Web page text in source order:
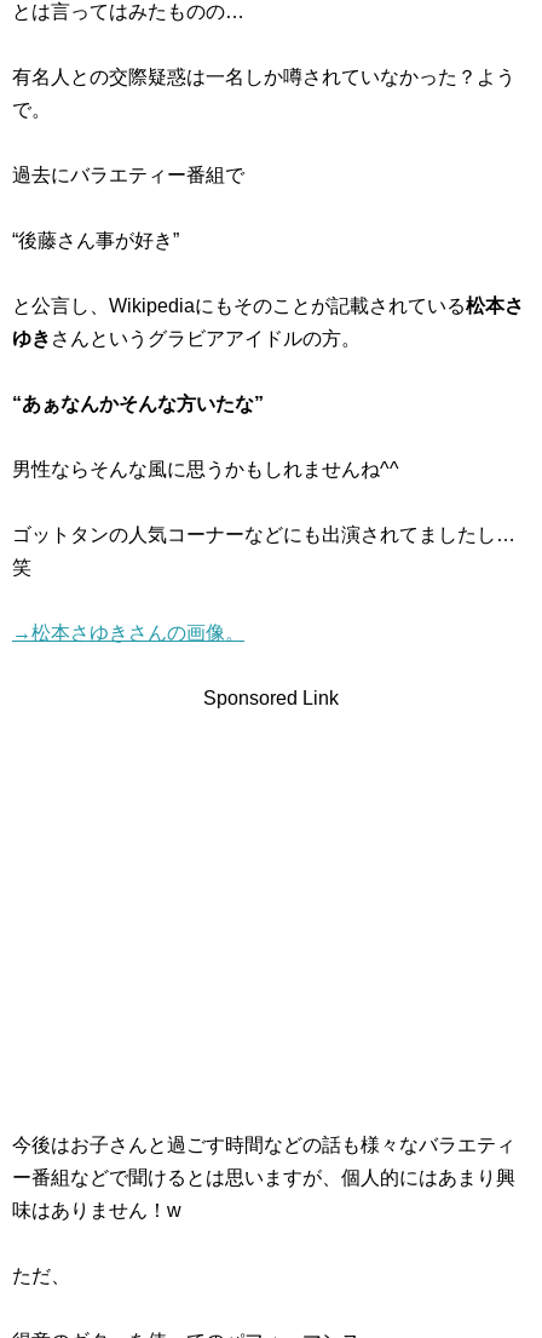
とは言ってはみたものの…
有名人との交際疑惑は一名しか噂されていなかった？よう
で。
過去にバラエティー番組で
“後藤さん事が好き”
と公言し、Wikipediaにもそのことが記載されている松本さ
ゆき さんというグラビアアイドルの方。
“あぁなんかそんな方いたな”
男性ならそんな風に思うかもしれませんね^^
ゴットタンの人気コーナーなどにも出演されてましたし…
笑
→松本さゆきさんの画像。
Sponsored Link
今後はお子さんと過ごす時間などの話も様々なバラエティ
ー番組などで聞けるとは思いますが、個人的にはあまり興
味はありません！w
ただ、